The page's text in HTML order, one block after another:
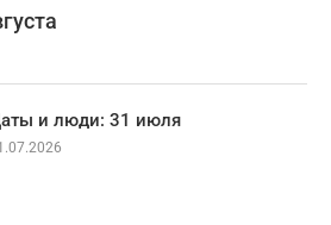
и люди: 31 июля